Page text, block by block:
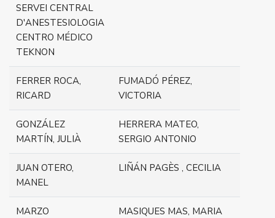
SERVEI CENTRAL
D'ANESTESIOLOGIA
CENTRO MÉDICO
TEKNON
FERRER ROCA,
RICARD
FUMADÓ PÉREZ,
VICTORIA
GONZÁLEZ
MARTÍN, JULIÀ
HERRERA MATEO,
SERGIO ANTONIO
JUAN OTERO,
MANEL
LIÑÁN PAGÈS , CECILIA
MARZO
MASIQUES MAS, MARIA